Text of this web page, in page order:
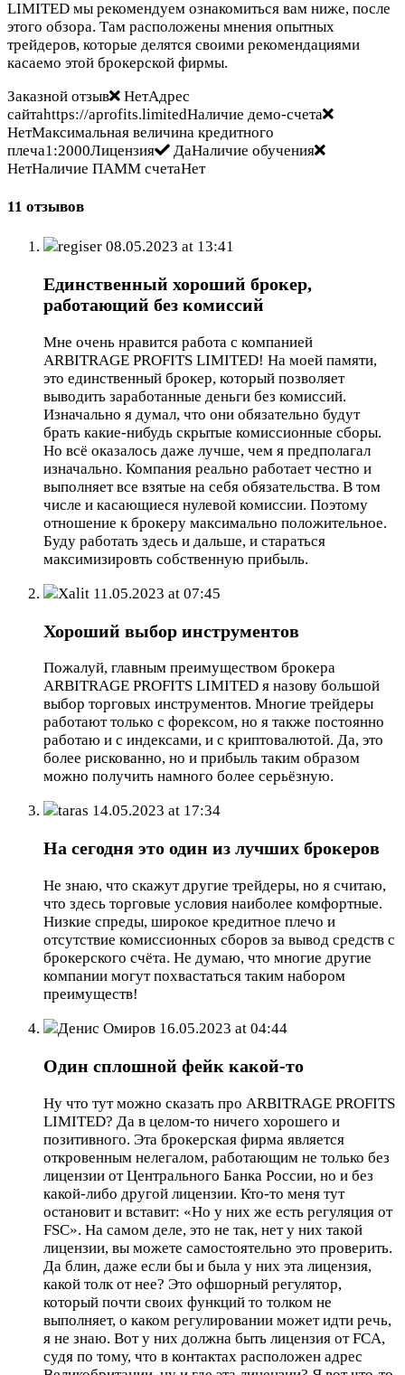
LIMITED мы рекомендуем ознакомиться вам ниже, после
этого обзора. Там расположены мнения опытных
трейдеров, которые делятся своими рекомендациями
касаемо этой брокерской фирмы.
Заказной отзыв
НетАдрес
сайтаhttps://aprofits.limitedНаличие демо-счета
НетМаксимальная величина кредитного
плеча1:2000Лицензия
ДаНаличие обучения
НетНаличие ПАММ счетаНет
11 отзывов
regiser 08.05.2023 at 13:41
Единственный хороший брокер,
работающий без комиссий
Мне очень нравится работа с компанией
ARBITRAGE PROFITS LIMITED! На моей памяти,
это единственный брокер, который позволяет
выводить заработанные деньги без комиссий.
Изначально я думал, что они обязательно будут
брать какие-нибудь скрытые комиссионные сборы.
Но всё оказалось даже лучше, чем я предполагал
изначально. Компания реально работает честно и
выполняет все взятые на себя обязательства. В том
числе и касающиеся нулевой комиссии. Поэтому
отношение к брокеру максимально положительное.
Буду работать здесь и дальше, и стараться
максимизировть собственную прибыль.
Xalit 11.05.2023 at 07:45
Хороший выбор инструментов
Пожалуй, главным преимуществом брокера
ARBITRAGE PROFITS LIMITED я назову большой
выбор торговых инструментов. Многие трейдеры
работают только с форексом, но я также постоянно
работаю и с индексами, и с криптовалютой. Да, это
более рискованно, но и прибыль таким образом
можно получить намного более серьёзную.
taras 14.05.2023 at 17:34
На сегодня это один из лучших брокеров
Не знаю, что скажут другие трейдеры, но я считаю,
что здесь торговые условия наиболее комфортные.
Низкие спреды, широкое кредитное плечо и
отсутствие комиссионных сборов за вывод средств с
брокерского счёта. Не думаю, что многие другие
компании могут похвастаться таким набором
преимуществ!
Денис Омиров 16.05.2023 at 04:44
Один сплошной фейк какой-то
Ну что тут можно сказать про ARBITRAGE PROFITS
LIMITED? Да в целом-то ничего хорошего и
позитивного. Эта брокерская фирма является
откровенным нелегалом, работающим не только без
лицензии от Центрального Банка России, но и без
какой-либо другой лицензии. Кто-то меня тут
остановит и вставит: «Но у них же есть регуляция от
FSC». На самом деле, это не так, нет у них такой
лицензии, вы можете самостоятельно это проверить.
Да блин, даже если бы и была у них эта лицензия,
какой толк от нее? Это офшорный регулятор,
который почти своих функций то толком не
выполняет, о каком регулировании может идти речь,
я не знаю. Вот у них должна быть лицензия от FCA,
судя по тому, что в контактах расположен адрес